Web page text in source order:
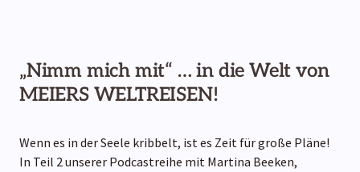
„Nimm mich mit“ … in die Welt von
MEIERS WELTREISEN!
Wenn es in der Seele kribbelt, ist es Zeit für große Pläne!
In Teil 2 unserer Podcastreihe mit Martina Beeken,